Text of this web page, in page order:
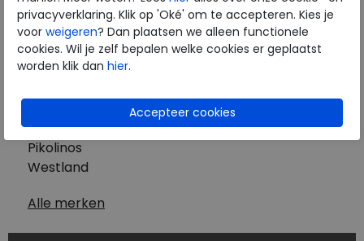
Herenschoenen
Australian
Birkenstock
Clarks
Mephisto
Pikolinos
Westland
Alle merken
privacyverklaring. Klik op 'Oké' om te accepteren. Kies je
voor weigeren? Dan plaatsen we alleen functionele
cookies. Wil je zelf bepalen welke cookies er geplaatst
worden klik dan hier.